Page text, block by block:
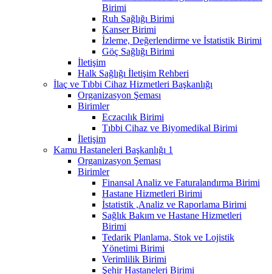
Birimi
Ruh Sağlığı Birimi
Kanser Birimi
İzleme, Değerlendirme ve İstatistik Birimi
Göç Sağlığı Birimi
İletişim
Halk Sağlığı İletişim Rehberi
İlaç ve Tıbbi Cihaz Hizmetleri Başkanlığı
Organizasyon Şeması
Birimler
Eczacılık Birimi
Tıbbi Cihaz ve Biyomedikal Birimi
İletişim
Kamu Hastaneleri Başkanlığı 1
Organizasyon Şeması
Birimler
Finansal Analiz ve Faturalandırma Birimi
Hastane Hizmetleri Birimi
İstatistik ,Analiz ve Raporlama Birimi
Sağlık Bakım ve Hastane Hizmetleri
Birimi
Tedarik Planlama, Stok ve Lojistik
Yönetimi Birimi
Verimlilik Birimi
Şehir Hastaneleri Birimi